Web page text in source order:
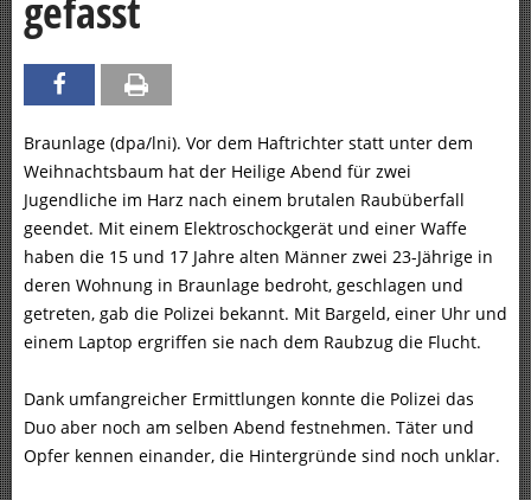
gefasst
Braunlage (dpa/lni). Vor dem Haftrichter statt unter dem
Weihnachtsbaum hat der Heilige Abend für zwei
Jugendliche im Harz nach einem brutalen Raubüberfall
geendet. Mit einem Elektroschockgerät und einer Waffe
haben die 15 und 17 Jahre alten Männer zwei 23-Jährige in
deren Wohnung in Braunlage bedroht, geschlagen und
getreten, gab die Polizei bekannt. Mit Bargeld, einer Uhr und
einem Laptop ergriffen sie nach dem Raubzug die Flucht.
Dank umfangreicher Ermittlungen konnte die Polizei das
Duo aber noch am selben Abend festnehmen. Täter und
Opfer kennen einander, die Hintergründe sind noch unklar.